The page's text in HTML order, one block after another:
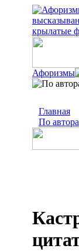
Афоризмы
Главная
По